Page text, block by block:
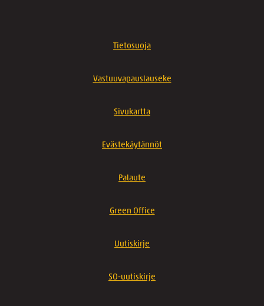
Tietosuoja
Vastuuvapauslauseke
Sivukartta
Evästekäytännöt
Palaute
Green Office
Uutiskirje
SO-uutiskirje